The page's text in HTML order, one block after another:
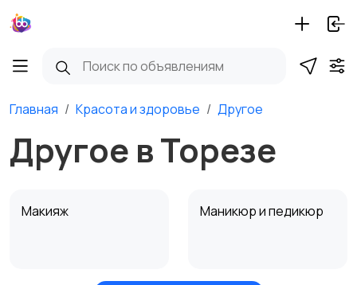
Главная Красота и здоровье Другое
Другое в Торезе
Макияж Маникюр и педикюр